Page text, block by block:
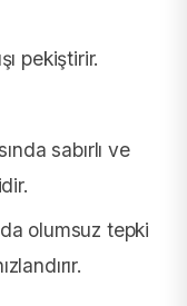
pekiştirir.
sabırlı ve
olumsuz tepki